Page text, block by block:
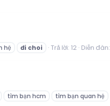
hệ đi choi Trả lời: 12 Diễn đàn:
tìm bạn hcm
tìm bạn quan hệ